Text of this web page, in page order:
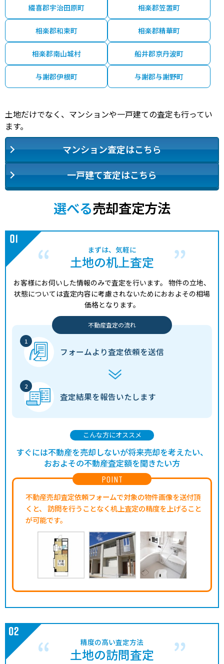
綴喜郡宇治田原町 相楽郡笠置町
相楽郡和束町 相楽郡精華町
相楽郡南山城村 船井郡京丹波町
与謝郡伊根町 与謝郡与謝野町
土地だけでなく、マンションや一戸建ての査定も行ってい
ます。
マンション査定はこちら
一戸建て査定はこちら
選べる売却査定方法
まずは、気軽に
土地の机上査定
お客様にお伺いした情報のみで査定を行います。 物件の立地、
状態については査定内容に考慮されないためにおおよその相場
価格となります。
不動産査定の流れ
フォームより査定依頼を送信
査定結果を報告いたします
POINT
不動産売却査定依頼フォームで対象の物件画像を送付頂
くと、
訪問を行うことなく机上査定の精度を上げること
が可能です。
こんな方にオススメ
すぐには不動産を売却しないが将来売却を考えたい、
おおよその不動産査定額を聞きたい方
精度の高い査定方法
土地の訪問査定